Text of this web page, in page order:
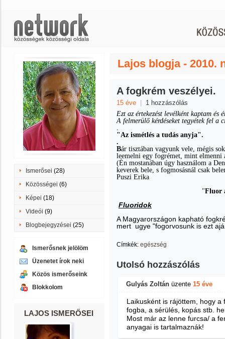
Ismerősei (28)
Közösségei (6)
Képei (18)
Videói (9)
Blogbejegyzései (25)
Ismerősnek jelölöm
Üzenetet írok neki
Közös ismerőseink
Blokkolom
LAJOS ISMERŐSEI
Lajos blogja - 2010.
A fogkrém veszélyei.
15 éve 1 hozzászólás
Ezt az értekezést levélként kaptam
A felmerülő kérdéseket tegyétek fel a
"Az ismétlés a tudás anyja".
.
Bár tisztában vagyunk vele, mégis
leemelni egy fogrémet, mint elmenni
(Én mostanában úgy használom a
keverek bele, s fogmosásnál csak
Puszi Erika
"Fluor
Fluoridok
A Magyarországon kapható
mert ugye "fogorvosunk is ezt
Címkék: egészség
Utolsó hozzászólás
Gulyás Zoltán üzente 15 éve
Laikusként is rájöttem, hogy
fogba, a sérülés, kopás stb.
Most már az lenne furcsa/ a
anyagai is tartalmaznák!